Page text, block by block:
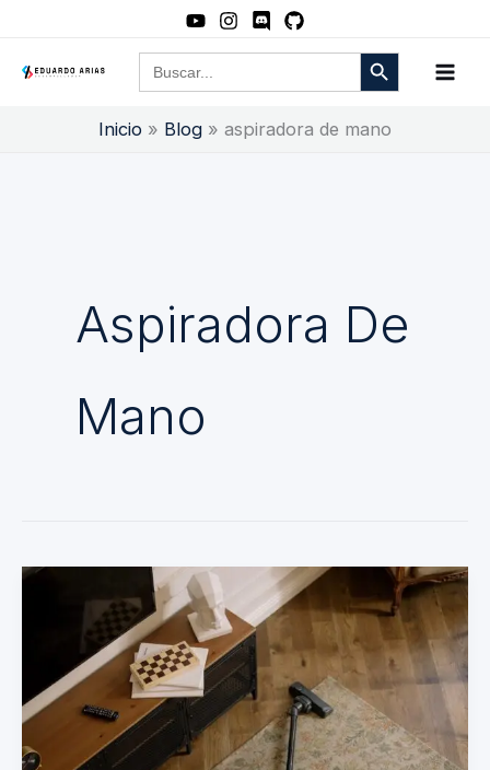
contenido
Buscar: Botón de búsqueda
Inicio Blog aspiradora de mano
Aspiradora De
Mano